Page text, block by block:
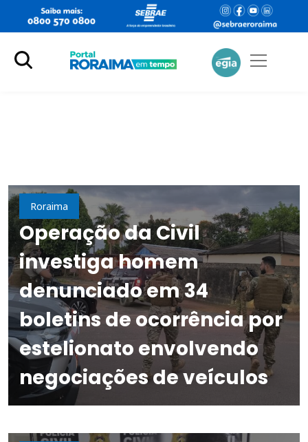
Roraima
Operação da Civil
investiga homem
denunciado em 34
boletins de ocorrência por
estelionato envolvendo
negociações de veículos